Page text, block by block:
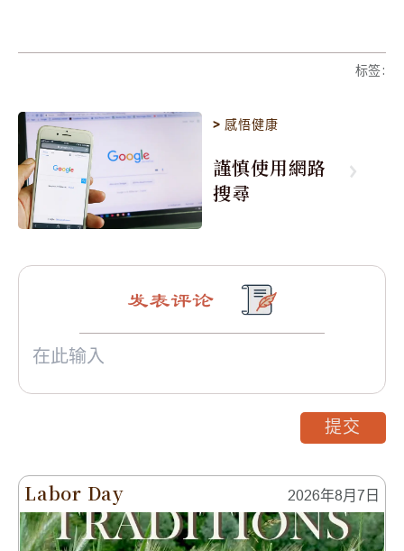
标签:
> 感悟健康
謹慎使用網路
搜尋
Labor Day 2026年8月7日
发表评论
提交